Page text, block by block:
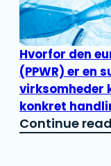
Hvorfor den
(PPWR) er en
virksomheder
konkret
Continue